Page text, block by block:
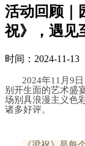
活动回顾｜
祝》，遇见
时间：2024-11-13
2024年11月9
别开生面的艺术盛
场别具浪漫主义色
诸多好评。